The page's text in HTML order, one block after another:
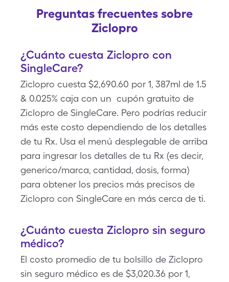
Preguntas frecuentes sobre
Ziclopro
¿Cuánto cuesta Ziclopro con
SingleCare?
Ziclopro cuesta $2,690.60 por 1, 387ml de 1.5
& 0.025% caja con un cupón gratuito de
Ziclopro de SingleCare. Pero podrías reducir
más este costo dependiendo de los detalles
de tu Rx. Usa el menú desplegable de arriba
para ingresar los detalles de tu Rx (es decir,
generico/marca, cantidad, dosis, forma)
para obtener los precios más precisos de
Ziclopro con SingleCare en más cerca de ti.
¿Cuánto cuesta Ziclopro sin seguro
médico?
El costo promedio de tu bolsillo de Ziclopro
sin seguro médico es de $3,020.36 por 1,